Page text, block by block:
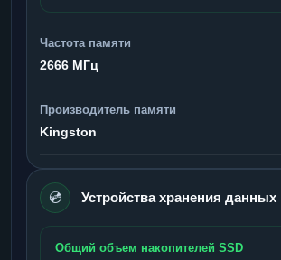
Частота памяти
2666 МГц
Производитель памяти
Kingston
💿 Устройства хранения данных
Общий объем накопителей SSD